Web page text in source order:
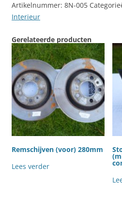
Artikelnummer: 8N-005
Interieur
Gerelateerde producten
Remschijven (voor) 280mm
Lees verder